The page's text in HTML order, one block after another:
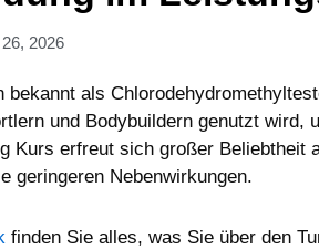
2026
bekannt als
und Bodybuildern genutzt wird,
Kurs erfreut sich großer Beliebtheit
geringeren Nebenwirkungen.
finden Sie alles, was Sie über den